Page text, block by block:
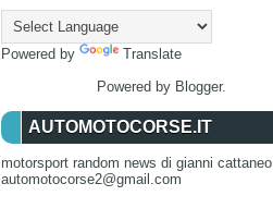
Powered by
Translate
Powered by Blogger.
AUTOMOTOCORSE.IT
motorsport random news di gianni cattaneo
automotocorse2@gmail.com